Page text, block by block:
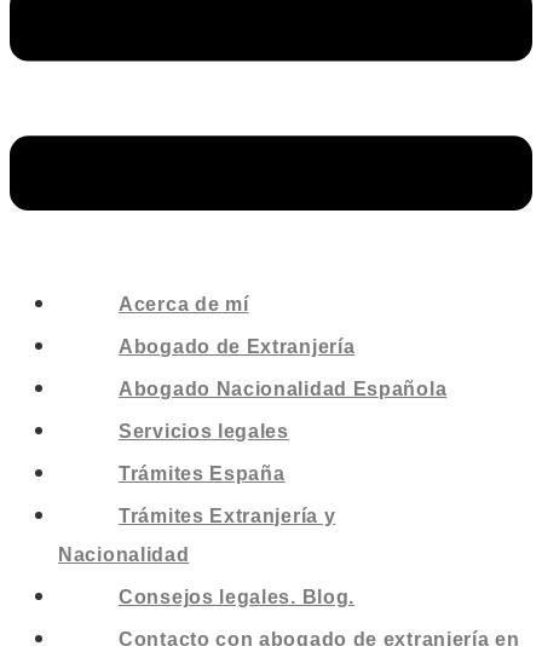
Acerca de mí
Abogado de Extranjería
Abogado Nacionalidad Española
Servicios legales
Trámites España
Trámites Extranjería y
Nacionalidad
Consejos legales. Blog.
Contacto con abogado de extranjería en